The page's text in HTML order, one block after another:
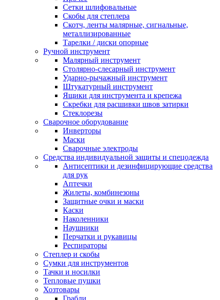
Сетки шлифовальные
Скобы для степлера
Скотч, ленты малярные, сигнальные,
металлизированные
Тарелки / диски опорные
Ручной инструмент
Малярный инструмент
Столярно-слесарный инструмент
Ударно-рычажный инструмент
Штукатурный инструмент
Ящики для инструмента и крепежа
Скребки для расшивки швов затирки
Стеклорезы
Сварочное оборудование
Инверторы
Маски
Сварочные электроды
Средства индивидуальной защиты и спецодежда
Антисептики и дезинфицирующие средства
для рук
Аптечки
Жилеты, комбинезоны
Защитные очки и маски
Каски
Наколенники
Наушники
Перчатки и рукавицы
Респираторы
Степлер и скобы
Сумки для инструментов
Тачки и носилки
Тепловые пушки
Хозтовары
Грабли